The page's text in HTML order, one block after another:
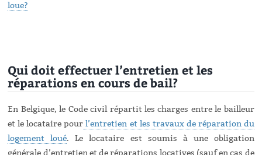
loue?
Qui doit effectuer l’entretien et les
réparations en cours de bail?
En Belgique, le Code civil répartit les charges entre le bailleur
et le locataire pour l’entretien et les travaux de réparation du
logement loué. Le locataire est soumis à une obligation